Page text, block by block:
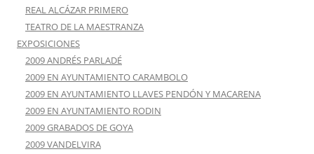
REAL ALCÁZAR PRIMERO
TEATRO DE LA MAESTRANZA
EXPOSICIONES
2009 ANDRÉS PARLADÉ
2009 EN AYUNTAMIENTO CARAMBOLO
2009 EN AYUNTAMIENTO LLAVES PENDÓN Y MACARENA
2009 EN AYUNTAMIENTO RODIN
2009 GRABADOS DE GOYA
2009 VANDELVIRA